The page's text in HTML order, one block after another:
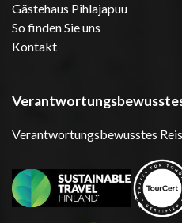
Gästehaus Pihlajapuu
So finden Sie uns
Kontakt
Verantwortungsbewusstes